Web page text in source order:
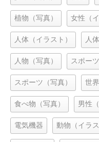
植物（写真） 女性（
人体（イラスト） 人
人物（写真） スポー
スポーツ（写真） 世
食べ物（写真） 男性
電気機器 動物（イラス